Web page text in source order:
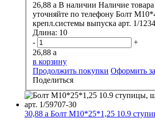
26,88 a В наличии Наличие
уточняйте по телефону Болт
крепл.системы выпуска
Длина: 10
-
+
26,88 a
в корзину
Продолжить покупки Оформить
Поделиться
30,88 a Болт М10*25*1,25 10.9